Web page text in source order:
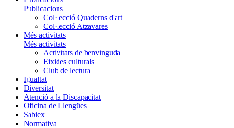
Publicacions
Col·lecció Quaderns d'art
Col·lecció Atzavares
Més activitats
Més activitats
Activitats de benvinguda
Eixides culturals
Club de lectura
Igualtat
Diversitat
Atenció a la Discapacitat
Oficina de Llengües
Sabiex
Normativa